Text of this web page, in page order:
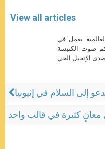
View all articles
يعمل في
صوت الكنيسة
يدعو إلى السلام في إثيوبيا
كثيرة في قالب واحد